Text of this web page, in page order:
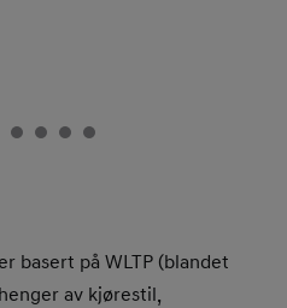
basert på WLTP (blandet
av kjørestil,